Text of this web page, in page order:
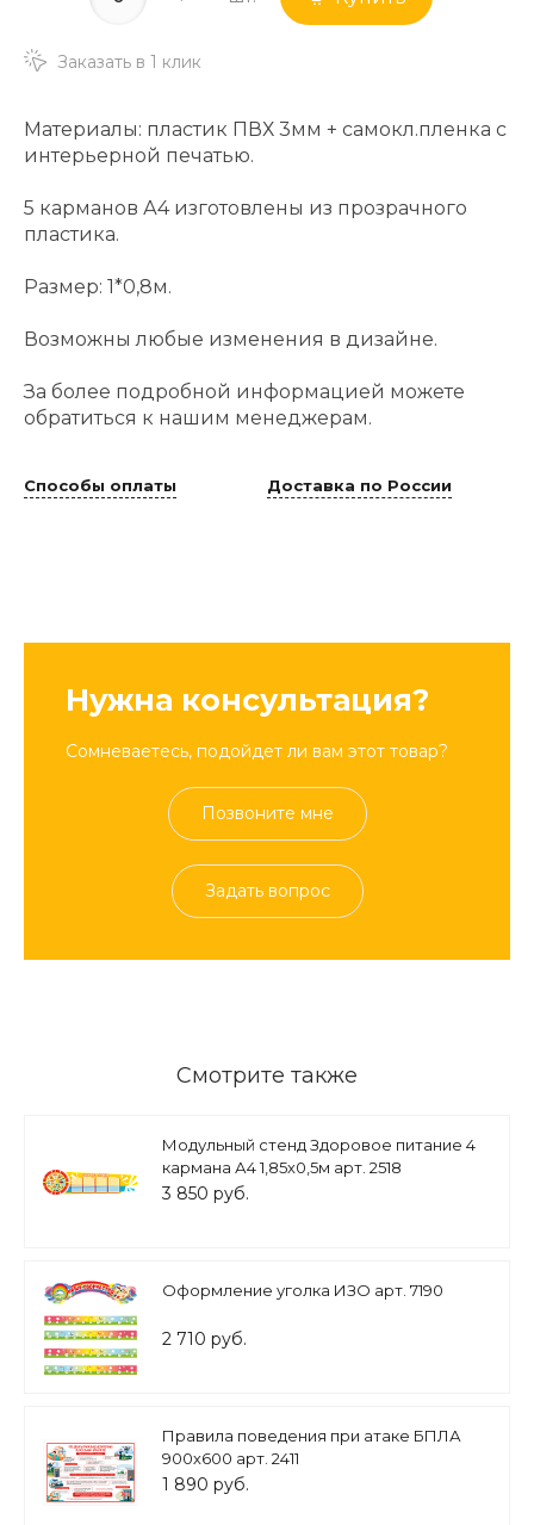
Заказать в 1 клик
Материалы: пластик ПВХ 3мм + самокл.пленка с
интерьерной печатью.
5 карманов А4 изготовлены из прозрачного
пластика.
Размер: 1*0,8м.
Возможны любые изменения в дизайне.
За более подробной информацией можете
обратиться к нашим менеджерам.
Способы оплаты Доставка по России
Нужна консультация?
Сомневаетесь, подойдет ли вам этот товар?
Позвоните мне
Задать вопрос
Смотрите также
Модульный стенд Здоровое питание 4
кармана А4 1,85х0,5м арт. 2518
3 850 руб.
Оформление уголка ИЗО арт. 7190
2 710 руб.
Правила поведения при атаке БПЛА
900х600 арт. 2411
1 890 руб.